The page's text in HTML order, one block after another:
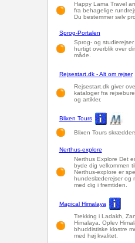
Happy Lama Travel
fra behagelige
Du bestemmer selv
Sprog-Portalen
Sprog- og
hurtigt overblik over
måde.
Rejsestart.dk - Alt om rejser
Rejsestart.dk giver
kataloger fra
og artikler.
Blixen Tours
Blixen Tours
Nerthus-explore
Nerthus Explore Det
byde dig velkommen
Nerthus-explore er
hundeslæderejser og
med dig i fremtiden.
Magical Himalaya
Trekking i Ladakh,
Himalaya. Oplev
bhuddistiske klostre
med høj kvalitet.